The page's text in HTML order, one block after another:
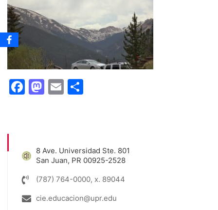
Facebook
Mastodon
Email
8 Ave. Universidad Ste. 801
San Juan, PR 00925-2528
(787) 764-0000, x. 89044
cie.educacion@upr.edu